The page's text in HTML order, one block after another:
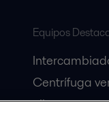
Equipos
Centrífuga
oliva